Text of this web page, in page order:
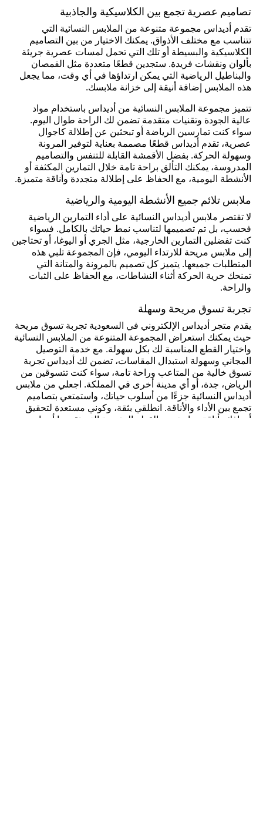
تصاميم عصرية تجمع بين الكلاسيكية والجاذبية
تقدم أديداس مجموعة متنوعة من الملابس النسائية التي
تتناسب مع مختلف الأذواق. يمكنك الاختيار من بين التصاميم
الكلاسيكية والبسيطة أو تلك التي تحمل لمسات عصرية جريئة
بألوان ونقشات فريدة. ستجدين قطعًا متعددة مثل القمصان
والبناطيل الرياضية التي يمكن ارتداؤها في أي وقت، مما يجعل
هذه الملابس إضافة أنيقة إلى خزانة ملابسك.
تتميز مجموعة الملابس النسائية من أديداس باستخدام مواد
عالية الجودة وتقنيات متقدمة تضمن لك الراحة طوال اليوم.
سواء كنت تمارسين الرياضة أو تبحثين عن إطلالة كاجوال
عصرية، تقدم أديداس قطعًا مصممة بعناية لتوفير المرونة
وسهولة الحركة. بفضل الأقمشة القابلة للتنفس والتصاميم
المدروسة، يمكنك التألق براحة تامة خلال التمارين المكثفة أو
الأنشطة اليومية، مع الحفاظ على إطلالة متجددة وأناقة متميزة.
ملابس تلائم جميع الأنشطة اليومية والرياضية
لا تقتصر ملابس أديداس النسائية على أداء التمارين الرياضية
فحسب، بل تم تصميمها لتناسب نمط حياتك بالكامل. فسواء
كنت تفضلين التمارين الخارجية، مثل الجري أو اليوغا، أو تحتاجين
إلى ملابس مريحة للارتداء اليومي، فإن المجموعة تلبي هذه
المتطلبات جميعها. يتميز كل تصميم بالمرونة والمتانة التي
تمنحك حرية الحركة أثناء النشاطات، مع الحفاظ على الثبات
والراحة.
تجربة تسوق مريحة وسهلة
يقدم متجر أديداس الإلكتروني في السعودية تجربة تسوق مريحة
حيث يمكنك استعراض المجموعة المتنوعة من الملابس النسائية
واختيار القطع المناسبة لك بكل سهولة. مع خدمة التوصيل
المجاني وسهولة استبدال المقاسات، تضمن لك أديداس تجربة
تسوق خالية من المتاعب وراحة تامة، سواء كنت تتسوقين من
الرياض، جدة، أو أي مدينة أخرى في المملكة. اجعلي من ملابس
أديداس النسائية جزءًا من أسلوب حياتك، واستمتعي بتصاميم
تجمع بين الأداء والأناقة. انطلقي بثقة، وكوني مستعدة لتحقيق
أهدافك بأناقة وراحة، مع القطع المتعددة التي تقدمها أديداس